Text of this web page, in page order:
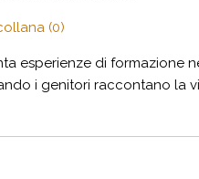
(0)
esperienze di formazione
i genitori raccontano la